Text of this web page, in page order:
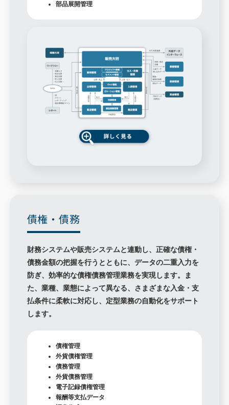
部品展開管理
債権・債務
財務システムや販売システムと連動し、正確な債権・
債務金額の把握を行うとともに、データの二重入力を
防ぎ、効率的な債権債務管理業務を実現します。ま
た、業種、業態によって異なる、さまざまな入金・支
払条件に柔軟に対応し、定型業務の自動化をサポート
します。
債権管理
外貨債権管理
債務管理
外貨債務管理
電子記録債権管理
報酬等支払データ